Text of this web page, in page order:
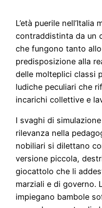
L’età puerile nell’Italia
contraddistinta da un
che fungono tanto
predisposizione alla
delle molteplici classi
ludiche peculiari che
incarichi collettive e
I svaghi di
rilevanza nella
nobiliari si dilettano
versione piccola,
giocattolo che li
marziali e di governo.
impiegano bambole